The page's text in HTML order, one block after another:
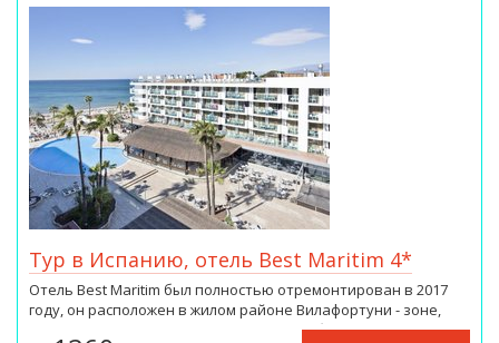
Тур в Испанию, отель Best Maritim 4*
Отель Best Maritim был полностью отремонтирован в 2017
году, он расположен в жилом районе Вилафортуни - зоне,
принадлежащей муниципалитету г. Камбрилс.